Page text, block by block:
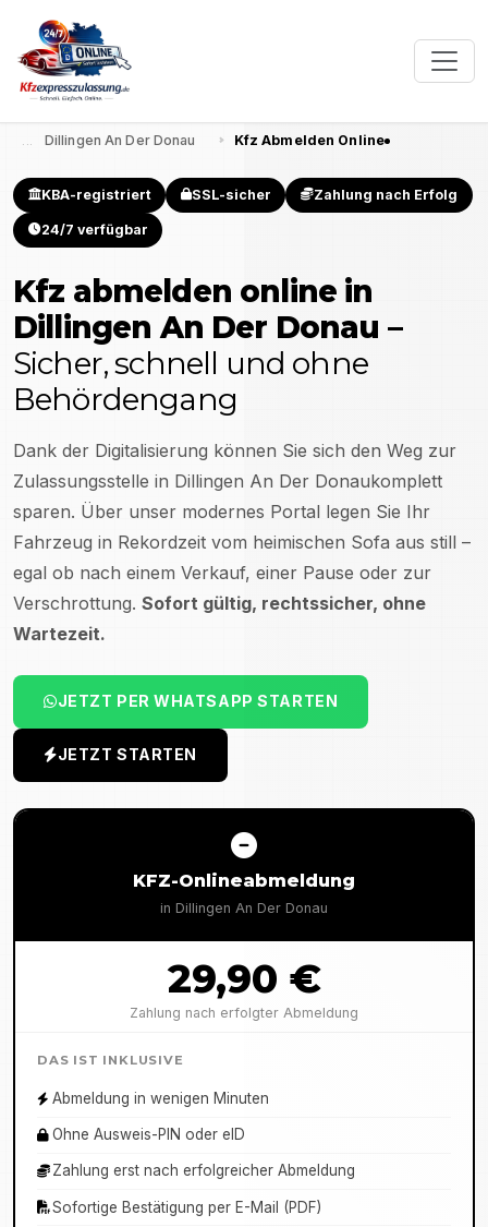
Dillingen An Der Donau Kfz Abmelden Online
KBA-registriert SSL-sicher Zahlung nach Erfolg
24/7 verfügbar
Kfz abmelden online in
Dillingen An Der Donau –
Sicher, schnell und ohne
Behördengang
Dank der Digitalisierung können Sie sich den Weg zur
Zulassungsstelle in Dillingen An Der Donaukomplett
sparen. Über unser modernes Portal legen Sie Ihr
Fahrzeug in Rekordzeit vom heimischen Sofa aus still –
egal ob nach einem Verkauf, einer Pause oder zur
Verschrottung. Sofort gültig, rechtssicher, ohne
Wartezeit.
JETZT PER WHATSAPP STARTEN
JETZT STARTEN
KFZ-Onlineabmeldung
in Dillingen An Der Donau
29,90 €
Zahlung nach erfolgter Abmeldung
DAS IST INKLUSIVE
Abmeldung in wenigen Minuten
Ohne Ausweis-PIN oder eID
Zahlung erst nach erfolgreicher Abmeldung
Sofortige Bestätigung per E-Mail (PDF)